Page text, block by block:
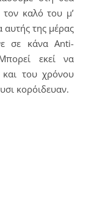
καλό του μ’
αυτής της μέρας
σε κάνα Anti-
εκεί να
του χρόνου
κορόιδευαν.